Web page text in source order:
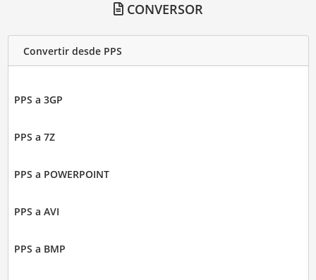
CONVERSOR
Convertir desde PPS
PPS a 3GP
PPS a 7Z
PPS a POWERPOINT
PPS a AVI
PPS a BMP